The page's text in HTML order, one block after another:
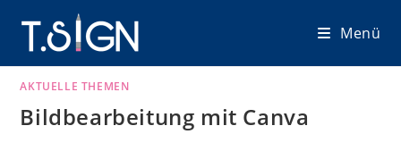
springen
Menü
AKTUELLE THEMEN
Bildbearbeitung mit Canva